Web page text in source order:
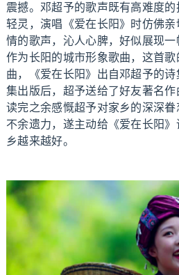
震撼。邓超予的歌声既有高难度
轻灵，演唱《爱在长阳》时仿佛
情的歌声，沁人心脾，好似展现一
作为长阳的城市形象歌曲，这首
曲，《爱在长阳》出自邓超予的
集出版后，超予送给了好友著名
读完之余感慨超予对家乡的深深
不余遗力，遂主动给《爱在长阳
乡越来越好。